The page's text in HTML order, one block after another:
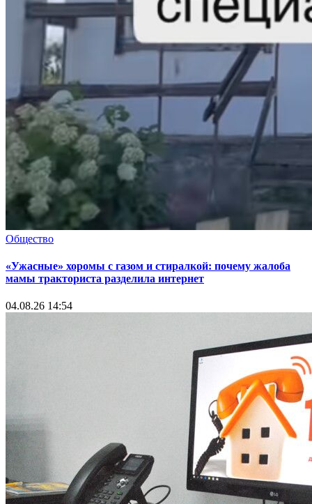
Общество
«Ужасные» хоромы с газом и стиралкой: почему жалоба
мамы тракториста разделила интернет
04.08.26 14:54